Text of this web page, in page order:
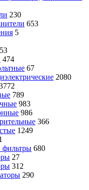
230
653
5
53
474
67
2080
789
983
986
366
1249
фильтры 680
27
312
290